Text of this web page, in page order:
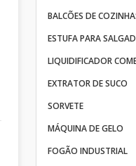
BALCÕES DE
ESTUFA PARA
LIQUIDIFICADOR
EXTRATOR DE SUCO
SORVETE
MÁQUINA DE GELO
FOGÃO INDUSTRIAL